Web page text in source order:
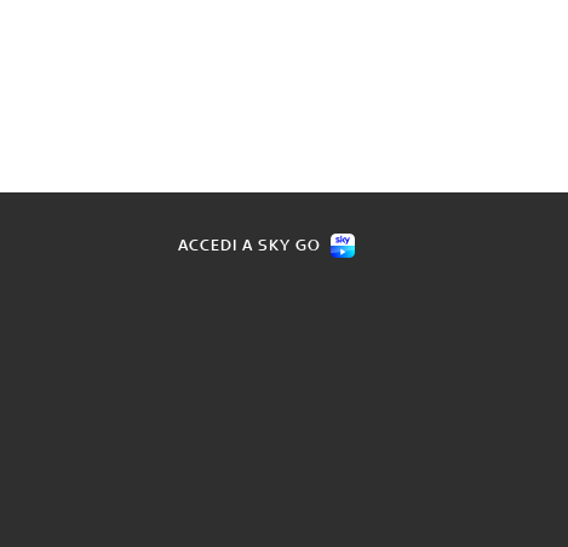
ACCEDI A SKY GO